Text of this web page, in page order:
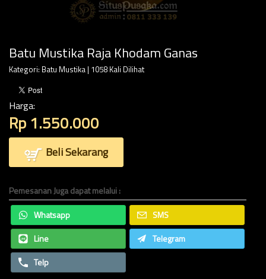
Batu Mustika Raja Khodam Ganas
Kategori: Batu Mustika | 1058 Kali Dilihat
Harga:
Rp 1.550.000
Beli Sekarang
Pemesanan Juga dapat melalui :
Whatsapp
SMS
Line
Telegram
Telp